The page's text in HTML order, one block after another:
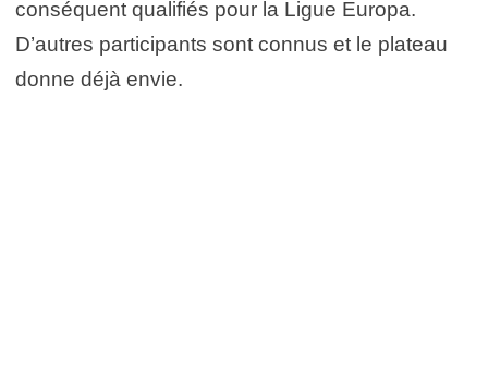
conséquent qualifiés pour la Ligue Europa.
D’autres participants sont connus et le plateau
donne déjà envie.